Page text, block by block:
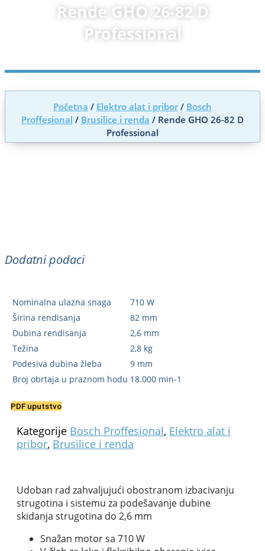
Rende GHO 26-82 D
Professional
Početna / Elektro alat i pribor / Bosch
Proffesional / Brusilice i renda / Rende GHO 26-82 D
Professional
Dodatni podaci
Nominalna ulazna snaga
710 W
Širina rendisanja
82 mm
Dubina rendisanja
2,6 mm
Težina
2,8 kg
Podesiva dubina žleba
9 mm
Broj obrtaja u praznom hodu 18.000 min-1
PDF uputstvo
Kategorije Bosch Proffesional, Elektro alat i
pribor, Brusilice i renda
Udoban rad zahvaljujući obostranom izbacivanju
strugotina i sistemu za podešavanje dubine
skidanja strugotina do 2,6 mm
Snažan motor sa 710 W